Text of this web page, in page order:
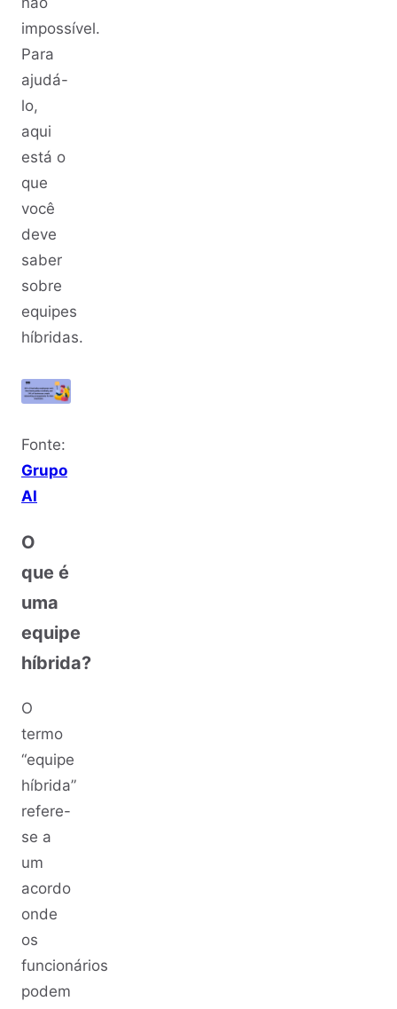
impossível.
Para
ajudá-
lo,
aqui
está o
que
você
deve
saber
sobre
equipes
híbridas.
Fonte:
Grupo
AI
O
que é
uma
equipe
híbrida?
O
termo
“equipe
híbrida”
refere-
se a
um
acordo
onde
os
funcionários
podem